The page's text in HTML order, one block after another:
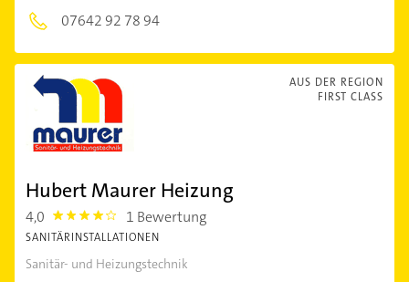
07642 92 78 94
AUS DER REGION
FIRST CLASS
Hubert Maurer Heizung
4,0 4.0 1 Bewertung
SANITÄRINSTALLATIONEN
Sanitär- und Heizungstechnik